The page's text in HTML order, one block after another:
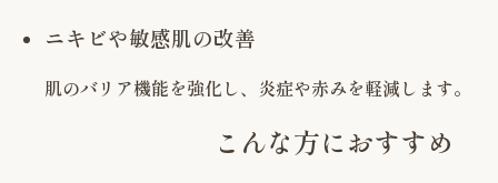
ニキビや敏感肌の改善
肌のバリア機能を強化し、炎症や赤みを軽減します。
こんな方におすすめ